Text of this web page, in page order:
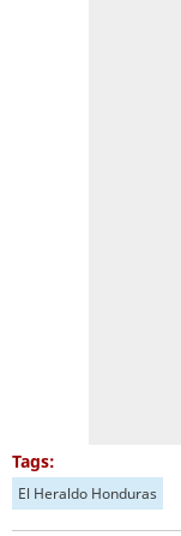
Tags:
El Heraldo Honduras